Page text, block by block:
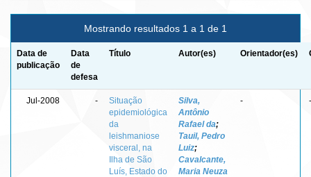
Mostrando resultados 1 a 1 de 1
Data de
publicação
Data
de
defesa
Título Autor(es) Orientador(es)
Jul-2008 -
Situação
epidemiológica
da
leishmaniose
visceral, na
Ilha de São
Luís, Estado do
Silva,
Antônio
Rafael da;
Tauil, Pedro
Luiz;
Cavalcante,
Maria Neuza
- -